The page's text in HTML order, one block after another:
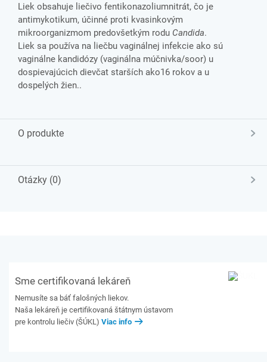
Liek obsahuje liečivo fentikonazoliumnitrát, čo je
antimykotikum, účinné proti kvasinkovým
mikroorganizmom predovšetkým rodu Candida.
Liek sa používa na liečbu vaginálnej infekcie ako sú
vaginálne kandidózy (vaginálna múčnivka/soor) u
dospievajúcich dievčat starších ako16 rokov a u
dospelých žien..
O produkte
Otázky (0)
Sme certifikovaná lekáreň
Nemusíte sa báť falošných liekov.
Naša lekáreň je certifikovaná štátnym ústavom
pre kontrolu liečiv (ŠÚKL) Viac info